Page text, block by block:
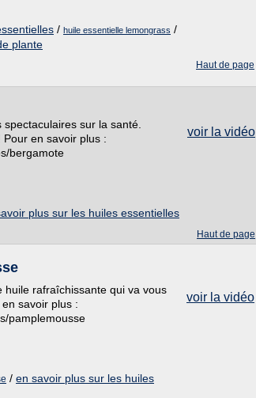
/ huile essentielle lemongrass /
plante
Haut de page
voir la vidéo
sur la santé.
Pour en savoir plus :
bergamote
plus sur les huiles essentielles
Haut de page
voir la vidéo
huile rafraîchissante qui va vous
savoir plus :
pamplemousse
/ en savoir plus sur les huiles